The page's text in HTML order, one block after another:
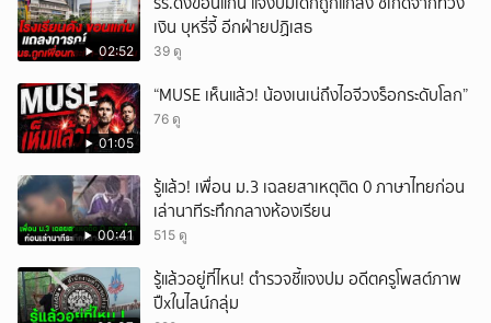
02:52
เงิน บุหรี่จี้ อีกฝ่ายปฏิเสธ
39 ดู
01:05
“MUSE เห็นแล้ว! น้องเนเน่ถึงไอจีวงร็อกระดับโลก”
76 ดู
00:41
รู้แล้ว! เพื่อน ม.3 เฉลยสาเหตุติด 0 ภาษาไทยก่อน
เล่านาทีระทึกกลางห้องเรียน
515 ดู
รู้แล้วอยู่ที่ไหน! ตำรวจชี้แจงปม อดีตครูโพสต์ภาพ
ปืxในไลน์กลุ่ม